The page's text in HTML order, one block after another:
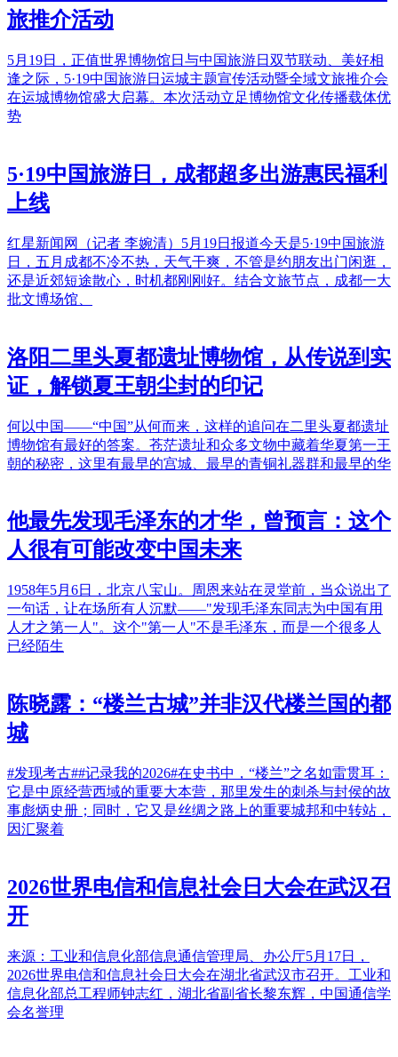
旅推介活动
5月19日，正值世界博物馆日与中国旅游日双节联动、美好相
逢之际，5·19中国旅游日运城主题宣传活动暨全域文旅推介会
在运城博物馆盛大启幕。本次活动立足博物馆文化传播载体优
势
5·19中国旅游日，成都超多出游惠民福利
上线
红星新闻网（记者 李婉清）5月19日报道今天是5·19中国旅游
日，五月成都不冷不热，天气干爽，不管是约朋友出门闲逛，
还是近郊短途散心，时机都刚刚好。结合文旅节点，成都一大
批文博场馆、
洛阳二里头夏都遗址博物馆，从传说到实
证，解锁夏王朝尘封的印记
何以中国——“中国”从何而来，这样的追问在二里头夏都遗址
博物馆有最好的答案。苍茫遗址和众多文物中藏着华夏第一王
朝的秘密，这里有最早的宫城、最早的青铜礼器群和最早的华
他最先发现毛泽东的才华，曾预言：这个
人很有可能改变中国未来
1958年5月6日，北京八宝山。周恩来站在灵堂前，当众说出了
一句话，让在场所有人沉默——"发现毛泽东同志为中国有用
人才之第一人"。这个"第一人"不是毛泽东，而是一个很多人
已经陌生
陈晓露：“楼兰古城”并非汉代楼兰国的都
城
#发现考古##记录我的2026#在史书中，“楼兰”之名如雷贯耳：
它是中原经营西域的重要大本营，那里发生的刺杀与封侯的故
事彪炳史册；同时，它又是丝绸之路上的重要城邦和中转站，
因汇聚着
2026世界电信和信息社会日大会在武汉召
开
来源：工业和信息化部信息通信管理局、办公厅5月17日，
2026世界电信和信息社会日大会在湖北省武汉市召开。工业和
信息化部总工程师钟志红，湖北省副省长黎东辉，中国通信学
会名誉理